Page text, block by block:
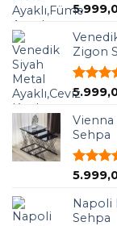
5
aldı
Zigon
5
aldı
Vienna
Sehpa
5
aldı
Napoli
Sehpa